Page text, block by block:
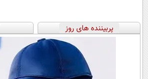
پربیننده های روز